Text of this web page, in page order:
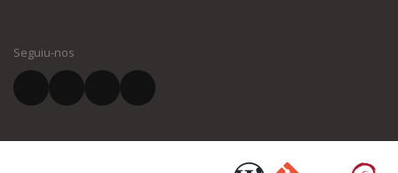
El vostre correu electrònic *
Seguiu-nos